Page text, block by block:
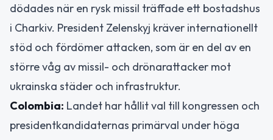
dödades när en rysk missil träffade ett bostadshus
i Charkiv. President Zelenskyj kräver internationellt
stöd och fördömer attacken, som är en del av en
större våg av missil- och drönarattacker mot
ukrainska städer och infrastruktur.
Colombia: Landet har hållit val till kongressen och
presidentkandidaternas primärval under höga